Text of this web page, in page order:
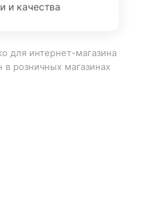
и качества
для интернет-магазина
в розничных магазинах